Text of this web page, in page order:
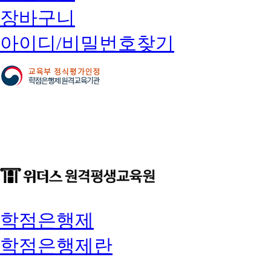
장바구니
아이디/비밀번호찾기
학점은행제
학점은행제란